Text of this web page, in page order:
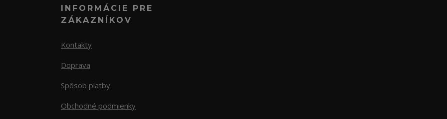
INFORMÁCIE PRE
ZÁKAZNÍKOV
Kontakty
Doprava
Spôsob platby
Obchodné podmienky